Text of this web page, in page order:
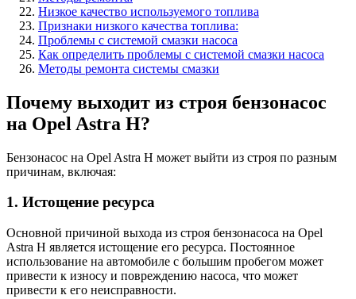
Низкое качество используемого топлива
Признаки низкого качества топлива:
Проблемы с системой смазки насоса
Как определить проблемы с системой смазки насоса
Методы ремонта системы смазки
Почему выходит из строя бензонасос
на Opel Astra H?
Бензонасос на Opel Astra H может выйти из строя по разным
причинам, включая:
1. Истощение ресурса
Основной причиной выхода из строя бензонасоса на Opel
Astra H является истощение его ресурса. Постоянное
использование на автомобиле с большим пробегом может
привести к износу и повреждению насоса, что может
привести к его неисправности.